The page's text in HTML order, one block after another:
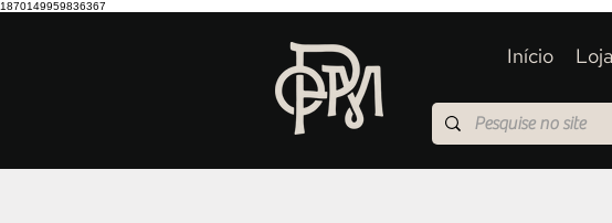
1870149959836367
Início Loja